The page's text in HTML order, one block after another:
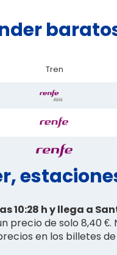
Tren
10:28 h y llega a
precio de solo 8,40
en los billetes